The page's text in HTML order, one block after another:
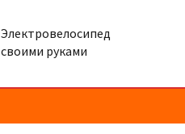
Электровелосипед
своими руками